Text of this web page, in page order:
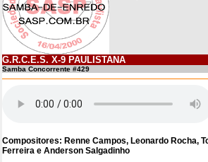
G.R.C.E.S. X-9 PAULISTANA
Samba Concorrente #429
Compositores: Renne Campos, Leonardo Rocha,
Ferreira e Anderson Salgadinho